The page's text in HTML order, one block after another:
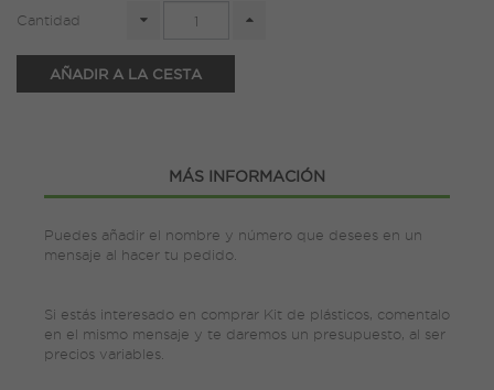
Cantidad
AÑADIR A LA CESTA
MÁS INFORMACIÓN
Puedes añadir el nombre y número que desees en un
mensaje al hacer tu pedido.
Si estás interesado en comprar Kit de plásticos, comentalo
en el mismo mensaje y te daremos un presupuesto, al ser
precios variables.